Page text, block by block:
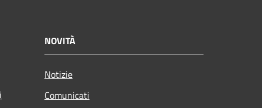
NOVITÀ
Notizie
Comunicati